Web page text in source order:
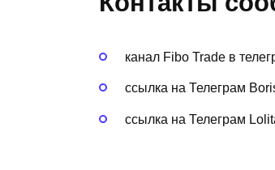
канал Fibo Trade в
ссылка на Телеграм
ссылка на Телеграм